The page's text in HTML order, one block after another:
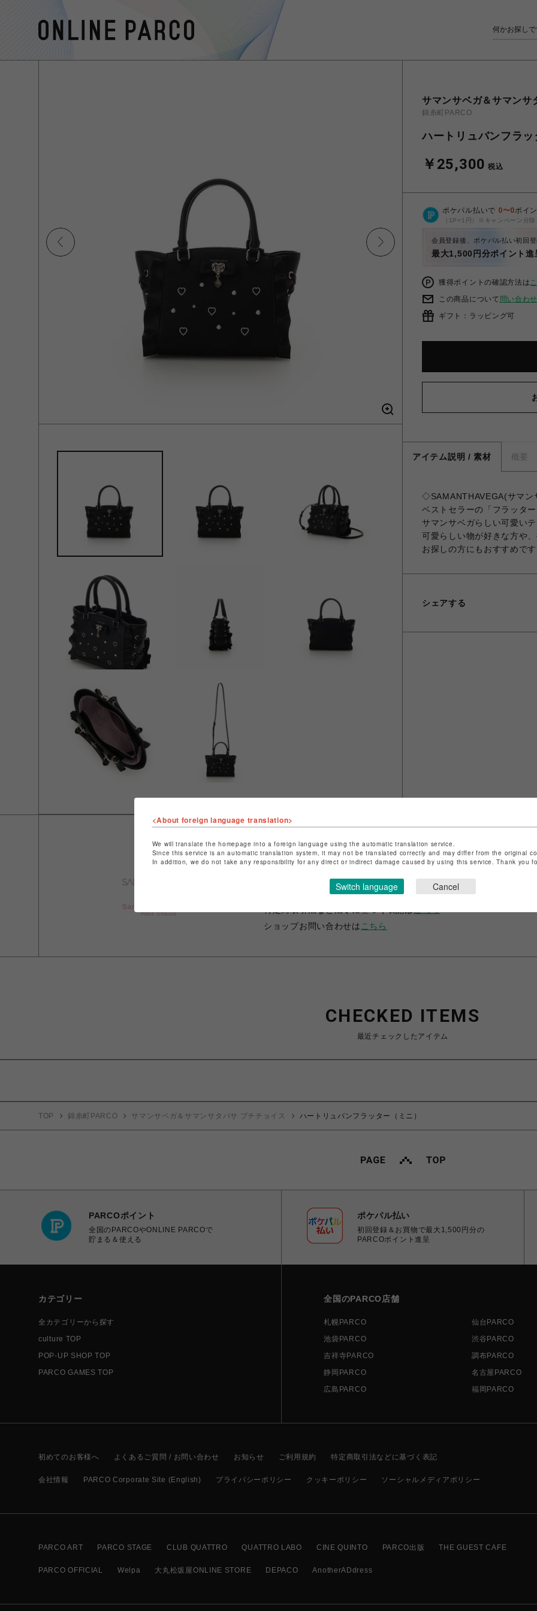
サマンサベガ＆サマンサ
錦糸町PARCO
ハートリュバンフラ
￥25,300 税込
ポケパル払いで 0〜0ポイ
（1P=1円）※キャンペーン分除
会員登録後、ポケパル払い初回
最大1,500円分ポイント進
獲得ポイントの確認方法は
この商品について 問い合わ
ギフト：ラッピング可
アイテム説明 / 素材 概要
◇SAMANTHAVEGA(サマン
ベストセラーの「フラッタ
サマンサベガらしい可愛い
可愛らしい物が好きな方や
お探しの方にもおすすめで
シェアする
錦糸町PARCO
ショップお問い合わせは こちら
CHECKED ITEMS
最近チェックしたアイテム
TOP 錦糸町PARCO サマンサベガ＆サマンサタバサ プチチョイス ハートリュバンフラッター（ミニ）
PARCOポイント
全国のPARCOやONLINE PARCOで
貯まる＆使える
ポケパル払い
初回登録＆お買物で最大1,500円分の
PARCOポイント進呈
カテゴリー
全カテゴリーから探す
culture TOP
POP-UP SHOP TOP
PARCO GAMES TOP
全国のPARCO店舗
札幌PARCO
仙台PARCO
池袋PARCO
渋谷PARCO
吉祥寺PARCO
調布PARCO
静岡PARCO
名古屋PARCO
広島PARCO
福岡PARCO
初めてのお客様へ よくあるご質問 / お問い合わせ お知らせ ご利用規約 特定商取引法などに基づく表記
会社情報 PARCO Corporate Site (English) プライバシーポリシー クッキーポリシー ソーシャルメディアポリシー
PARCO ART PARCO STAGE CLUB QUATTRO QUATTRO LABO CINE QUINTO PARCO出版 THE GUEST CAFE
PARCO OFFICIAL Welpa 大丸松坂屋ONLINE STORE DEPACO AnotherADdress
<About foreign language translation>
We will translate the homepage into a foreign language using the automatic translation service.
Since this service is an automatic translation system, it may not be translated correctly and may differ from the original
In addition, we do not take any responsibility for any direct or indirect damage caused by using this service. Thank you
Switch language Cancel